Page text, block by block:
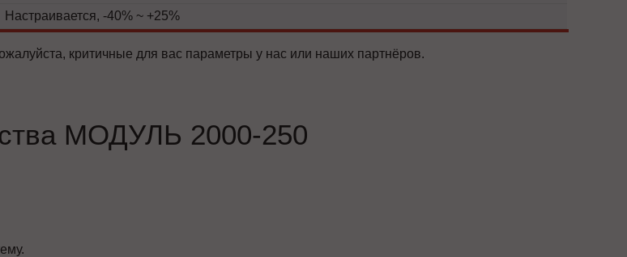
Настраивается, -40% ~ +25%
критичные для вас параметры у нас или наших партнёров.
МОДУЛЬ 2000-250